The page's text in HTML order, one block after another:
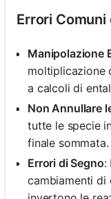
Errori Comuni
Manipolazione
moltiplicazione
a calcoli di
Non Annullare
tutte le specie
finale sommata.
Errori di Segno:
cambiamenti di